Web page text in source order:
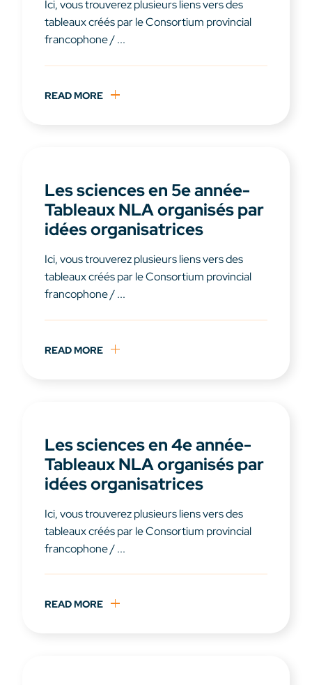
Ici, vous trouverez plusieurs liens vers des
tableaux créés par le Consortium provincial
francophone / ...
READ MORE
Les sciences en 5e année-
Tableaux NLA organisés par
idées organisatrices
Ici, vous trouverez plusieurs liens vers des
tableaux créés par le Consortium provincial
francophone / ...
READ MORE
Les sciences en 4e année-
Tableaux NLA organisés par
idées organisatrices
Ici, vous trouverez plusieurs liens vers des
tableaux créés par le Consortium provincial
francophone / ...
READ MORE